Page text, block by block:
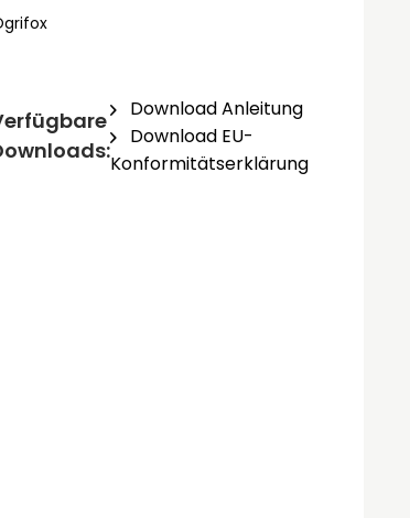
Download Anleitung
Download EU-
Konformitätserklärung